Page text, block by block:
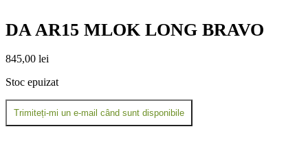
DA AR15 MLOK LONG BRAVO
845,00 lei
Stoc epuizat
Trimiteți-mi un e-mail când sunt disponibile